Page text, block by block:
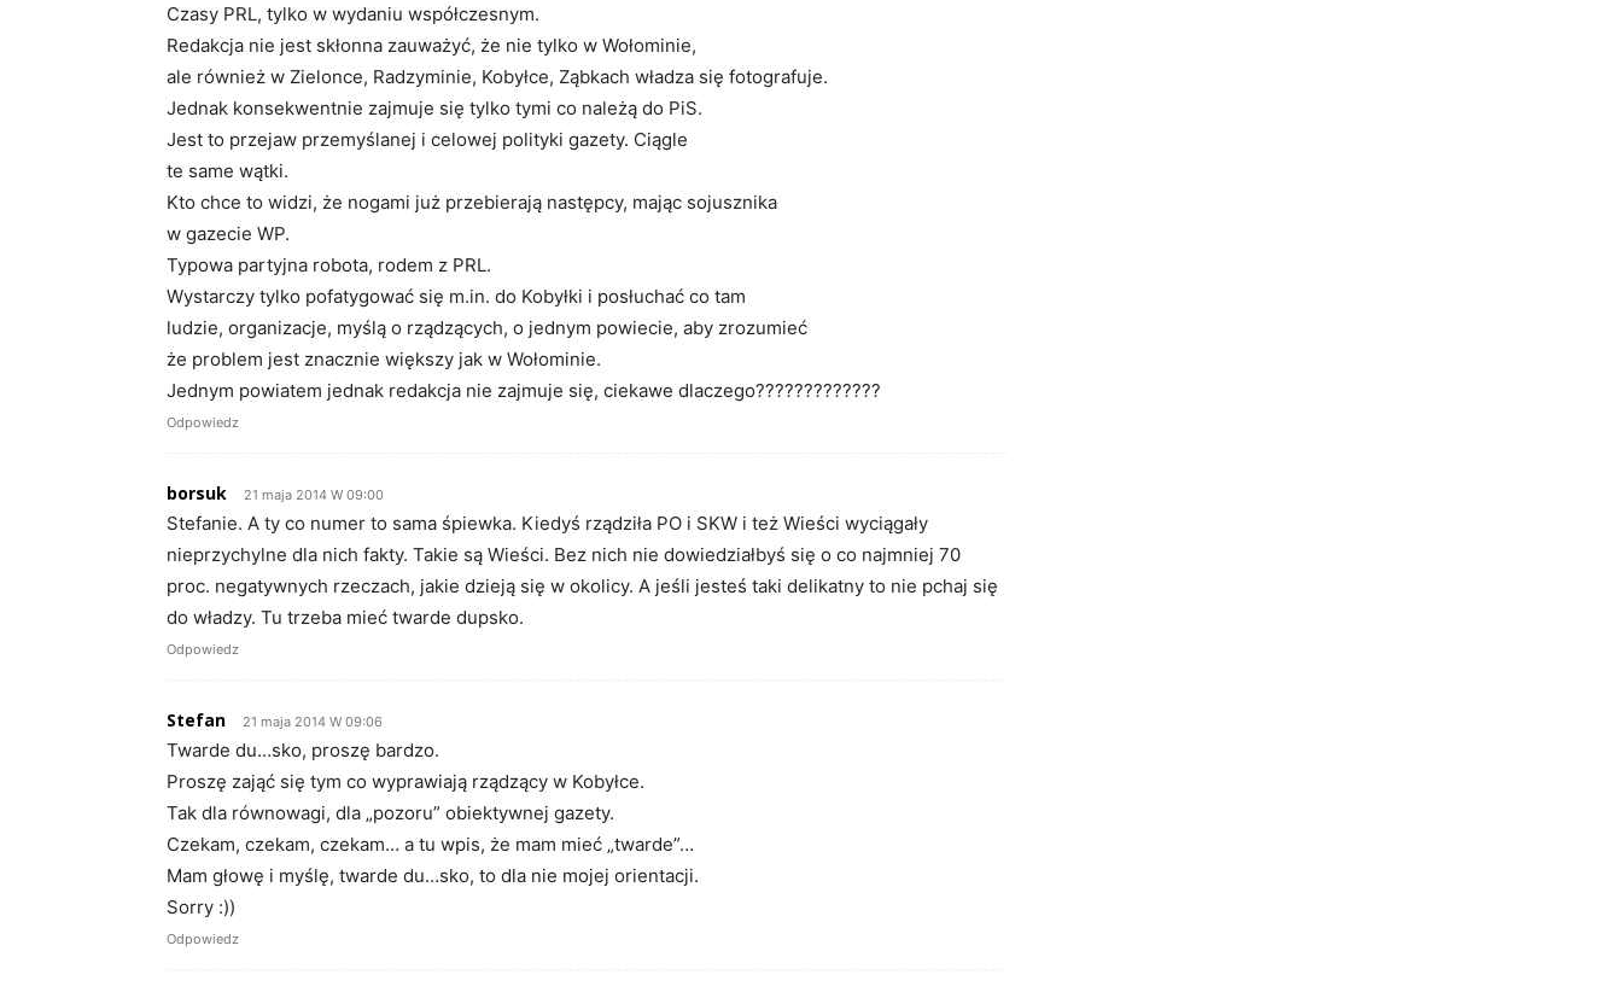
Czasy PRL, tylko w wydaniu współczesnym.
Redakcja nie jest skłonna zauważyć, że nie tylko w Wołominie,
ale również w Zielonce, Radzyminie, Kobyłce, Ząbkach władza się fotografuje.
Jednak konsekwentnie zajmuje się tylko tymi co należą do PiS.
Jest to przejaw przemyślanej i celowej polityki gazety. Ciągle
te same wątki.
Kto chce to widzi, że nogami już przebierają następcy, mając sojusznika
w gazecie WP.
Typowa partyjna robota, rodem z PRL.
Wystarczy tylko pofatygować się m.in. do Kobyłki i posłuchać co tam
ludzie, organizacje, myślą o rządzących, o jednym powiecie, aby zrozumieć
że problem jest znacznie większy jak w Wołominie.
Jednym powiatem jednak redakcja nie zajmuje się, ciekawe dlaczego?????????????
Odpowiedz
borsuk 21 maja 2014 W 09:00
Stefanie. A ty co numer to sama śpiewka. Kiedyś rządziła PO i SKW i też Wieści wyciągały
nieprzychylne dla nich fakty. Takie są Wieści. Bez nich nie dowiedziałbyś się o co najmniej 70
proc. negatywnych rzeczach, jakie dzieją się w okolicy. A jeśli jesteś taki delikatny to nie pchaj się
do władzy. Tu trzeba mieć twarde dupsko.
Odpowiedz
Stefan 21 maja 2014 W 09:06
Twarde du…sko, proszę bardzo.
Proszę zająć się tym co wyprawiają rządzący w Kobyłce.
Tak dla równowagi, dla „pozoru” obiektywnej gazety.
Czekam, czekam, czekam… a tu wpis, że mam mieć „twarde”…
Mam głowę i myślę, twarde du…sko, to dla nie mojej orientacji.
Sorry :))
Odpowiedz